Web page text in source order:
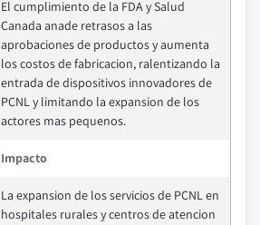
El cumplimiento de la FDA y Salud
Canada anade retrasos a las
aprobaciones de productos y aumenta
los costos de fabricacion, ralentizando la
entrada de dispositivos innovadores de
PCNL y limitando la expansion de los
actores mas pequenos.
Impacto
La expansion de los servicios de PCNL en
hospitales rurales y centros de atencion